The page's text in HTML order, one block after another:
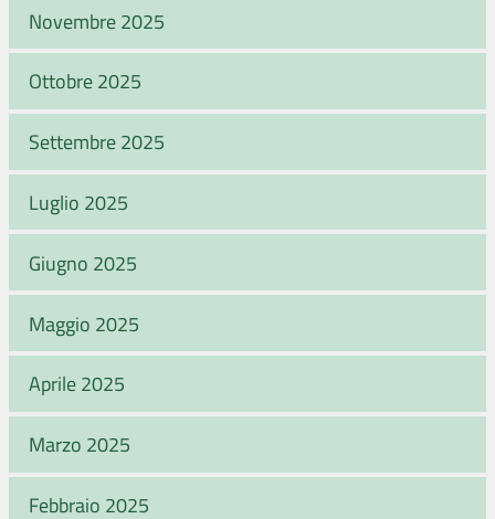
Novembre 2025
Ottobre 2025
Settembre 2025
Luglio 2025
Giugno 2025
Maggio 2025
Aprile 2025
Marzo 2025
Febbraio 2025